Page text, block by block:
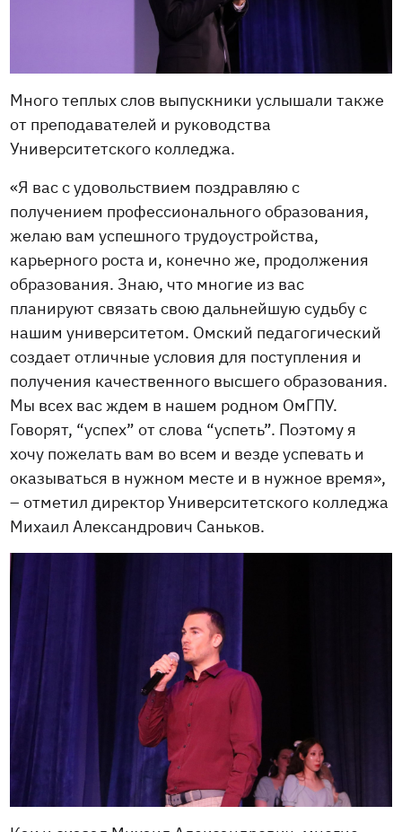
Много теплых слов выпускники услышали также
от преподавателей и руководства
Университетского колледжа.
«Я вас с удовольствием поздравляю с
получением профессионального образования,
желаю вам успешного трудоустройства,
карьерного роста и, конечно же, продолжения
образования. Знаю, что многие из вас
планируют связать свою дальнейшую судьбу с
нашим университетом. Омский педагогический
создает отличные условия для поступления и
получения качественного высшего образования.
Мы всех вас ждем в нашем родном ОмГПУ.
Говорят, “успех” от слова “успеть”. Поэтому я
хочу пожелать вам во всем и везде успевать и
оказываться в нужном месте и в нужное время»,
– отметил директор Университетского колледжа
Михаил Александрович Саньков.